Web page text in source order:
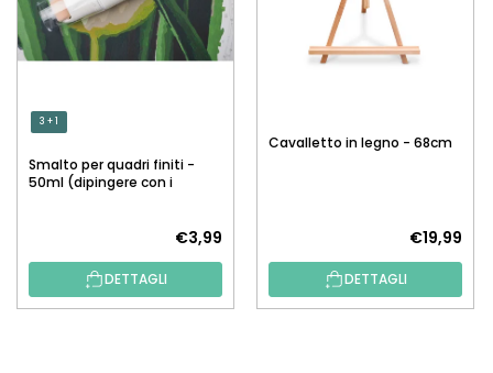
3 + 1
Smalto per quadri finiti -
50ml (dipingere con i
€3,99
DETTAGLI
Cavalletto in legno - 68cm
€19,99
DETTAGLI